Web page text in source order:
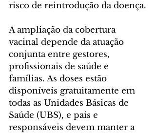
risco de reintrodução da doença.
A ampliação da cobertura
vacinal depende da atuação
conjunta entre gestores,
profissionais de saúde e
famílias. As doses estão
disponíveis gratuitamente em
todas as Unidades Básicas de
Saúde (UBS), e pais e
responsáveis devem manter a